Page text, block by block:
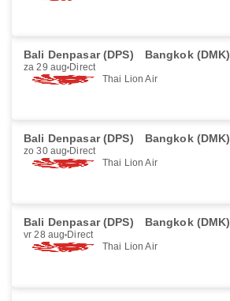
Bali Denpasar (DPS) Bangkok (DMK)
za 29 aug Direct
Thai Lion Air
Bali Denpasar (DPS) Bangkok (DMK)
zo 30 aug Direct
Thai Lion Air
Bali Denpasar (DPS) Bangkok (DMK)
vr 28 aug Direct
Thai Lion Air